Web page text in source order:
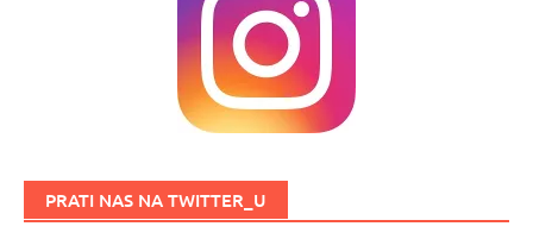
PRATI NAS NA TWITTER_U